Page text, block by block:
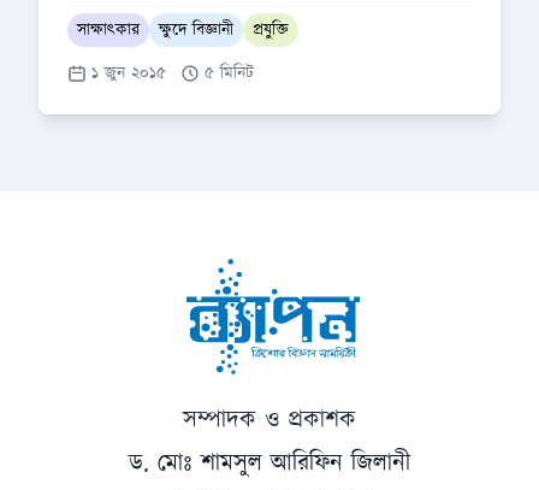
সাক্ষাৎকার ক্ষুদে বিজ্ঞানী
প্রযুক্তি
১ জুন ২০১৫
৫ মিনিট
সম্পাদক ও প্রকাশক
ড. মোঃ শামসুল আরিফিন জিলানী